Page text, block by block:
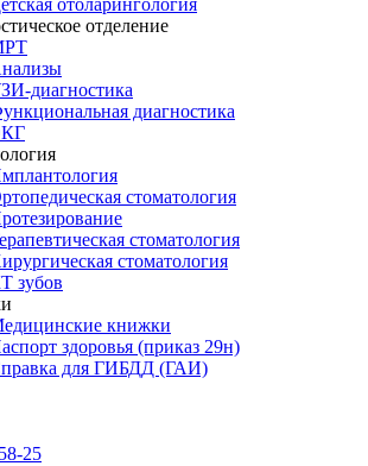
отоларингология
отделение
диагностика
диагностика
стоматология
стоматология
стоматология
зубов
книжки
здоровья (приказ 29н)
для ГИБДД (ГАИ)
25